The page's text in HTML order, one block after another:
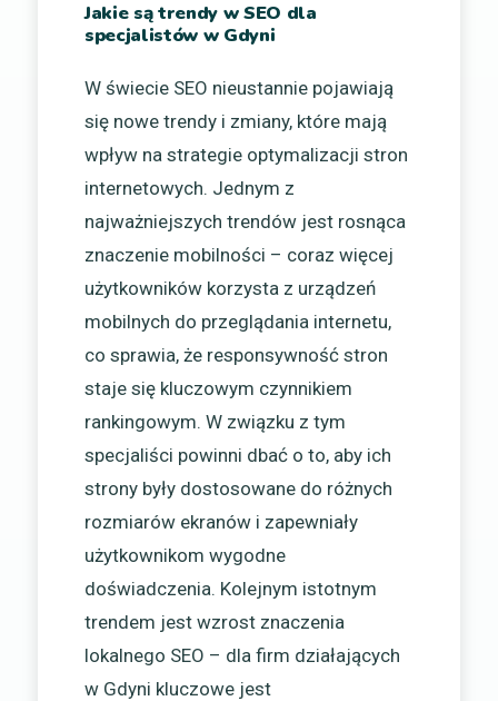
Jakie są trendy w SEO dla
specjalistów w Gdyni
W świecie SEO nieustannie pojawiają
się nowe trendy i zmiany, które mają
wpływ na strategie optymalizacji stron
internetowych. Jednym z
najważniejszych trendów jest rosnąca
znaczenie mobilności – coraz więcej
użytkowników korzysta z urządzeń
mobilnych do przeglądania internetu,
co sprawia, że responsywność stron
staje się kluczowym czynnikiem
rankingowym. W związku z tym
specjaliści powinni dbać o to, aby ich
strony były dostosowane do różnych
rozmiarów ekranów i zapewniały
użytkownikom wygodne
doświadczenia. Kolejnym istotnym
trendem jest wzrost znaczenia
lokalnego SEO – dla firm działających
w Gdyni kluczowe jest